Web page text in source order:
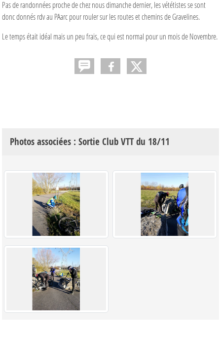
Pas de randonnées proche de chez nous dimanche dernier, les vététistes se sont
donc donnés rdv au PAarc pour rouler sur les routes et chemins de Gravelines.
Le temps était idéal mais un peu frais, ce qui est normal pour un mois de Novembre.
Photos associées : Sortie Club VTT du 18/11